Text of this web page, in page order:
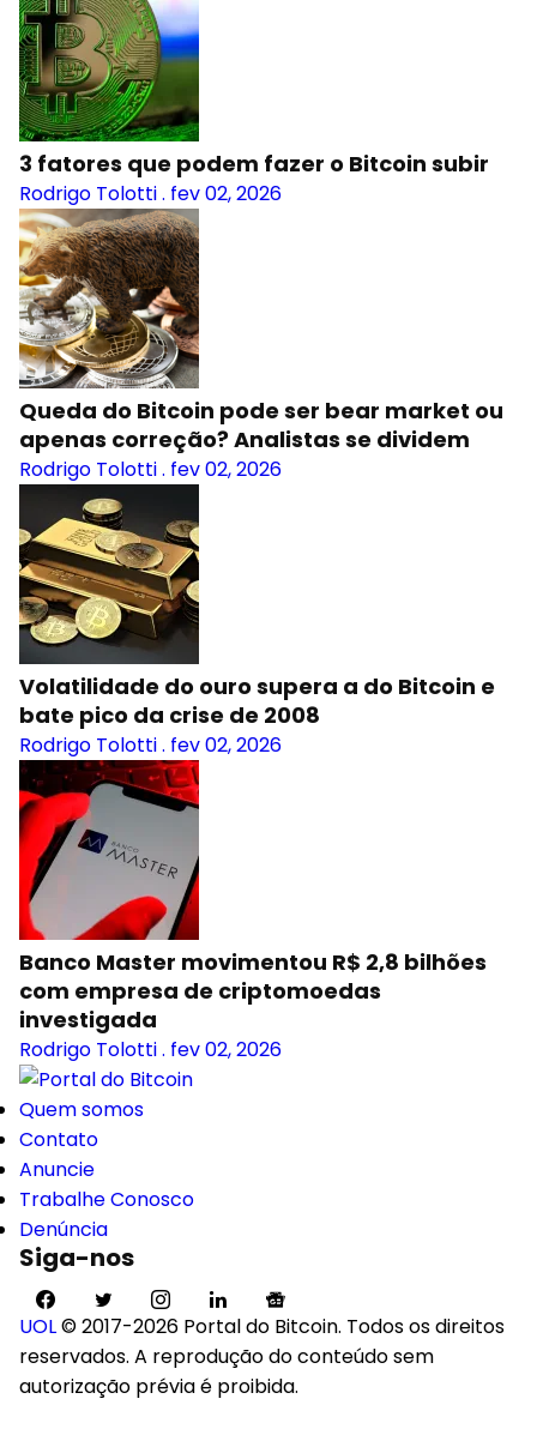
3 fatores que podem fazer o Bitcoin subir
Rodrigo Tolotti. fev 02, 2026
Queda do Bitcoin pode ser bear market ou
apenas correção? Analistas se dividem
Rodrigo Tolotti. fev 02, 2026
Volatilidade do ouro supera a do Bitcoin e
bate pico da crise de 2008
Rodrigo Tolotti. fev 02, 2026
Banco Master movimentou R$ 2,8 bilhões
com empresa de criptomoedas
investigada
Rodrigo Tolotti. fev 02, 2026
Quem somos
Contato
Anuncie
Trabalhe Conosco
Denúncia
Siga-nos
UOL© 2017-2026 Portal do Bitcoin. Todos os direitos
reservados. A reprodução do conteúdo sem
autorização prévia é proibida.